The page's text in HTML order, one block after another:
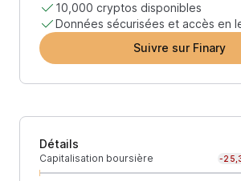
10,000 cryptos disponibles
Données sécurisées et accès en
Suivre sur Finary
Détails
Capitalisation boursière -